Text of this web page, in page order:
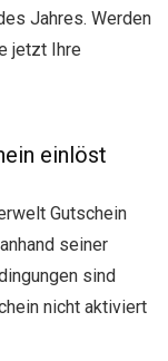
Jahres. Werden
jetzt Ihre
einlöst
Gutschein
seiner
sind
nicht aktiviert